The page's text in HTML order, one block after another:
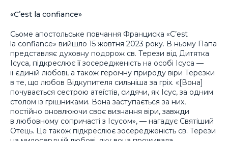
«C’est la confiance»
Сьоме апостольське повчання Франциска «C’est
la confiance» вийшло 15 жовтня 2023 року. В ньому Папа
представляє духовну подорож св. Терези від Дитятка
Ісуса, підкреслює її зосередженість на особі Ісуса —
її єдиній любові, а також героїчну природу віри Терезки
в те, що любов Відкупителя сильніша за гріх. «[Вона]
почувається сестрою атеїстів, сидячи, як Ісус, за одним
столом із грішниками. Вона заступається за них,
постійно оновлюючи своє визнання віри, завжди
в любовному сопричасті з Ісусом», — нагадує Святіший
Отець. Це також підкреслює зосередженість св. Терези